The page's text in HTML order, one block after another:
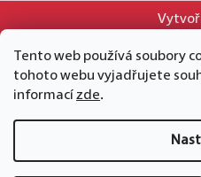
Tento web používá soubory
tohoto webu vyjadřujete
informací zde.
Copyright 2026
hape.cz